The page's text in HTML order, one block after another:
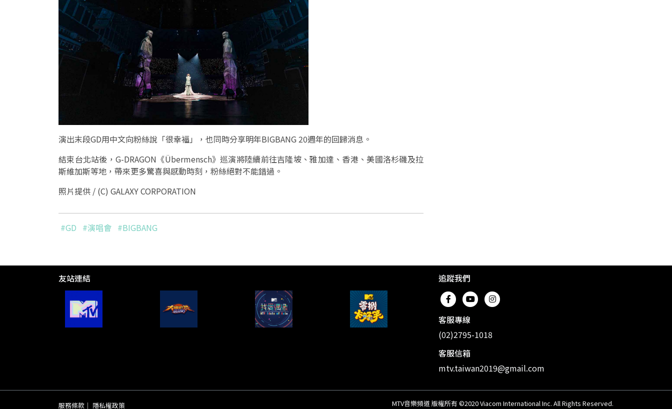
演出末段GD用中文向粉絲說「很幸福」，也同時分享明年BIGBANG 20週年的回歸消息。
結束台北站後，G-DRAGON《Übermensch》巡演將陸續前往吉隆坡、雅加達、香港、美國洛杉磯及拉
斯維加斯等地，帶來更多驚喜與感動時刻，粉絲絕對不能錯過。
照片提供 / (C) GALAXY CORPORATION
#GD #演唱會 #BIGBANG
友站連結 追蹤我們
客服專線
(02)2795-1018
客服信箱
mtv.taiwan2019@gmail.com
服務條款 ｜ 隱私權政策 MTV音樂頻道 版權所有 ©2020 Viacom International Inc. All Rights Reserved.